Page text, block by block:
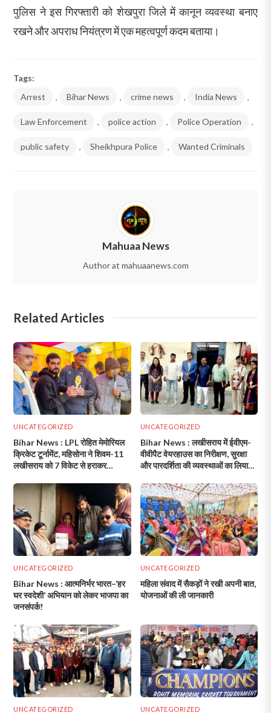
पुलिस ने इस गिरफ्तारी को शेखपुरा जिले में कानून व्यवस्था बनाए
रखने और अपराध नियंत्रण में एक महत्वपूर्ण कदम बताया।
Tags:
Arrest
, Bihar News , crime news , India News ,
Law Enforcement , police action , Police Operation ,
public safety , Sheikhpura Police , Wanted Criminals
Mahuaa News
Author at mahuaanews.com
Related Articles
UNCATEGORIZED
Bihar News : LPL रोहित मेमोरियल
क्रिकेट टूर्नामेंट, महिसोना ने शिवम-11
लखीसराय को 7 विकेट से हराकर
UNCATEGORIZED
Bihar News : लखीसराय में ईवीएम-
वीवीपैट वेयरहाउस का निरीक्षण, सुरक्षा
और पारदर्शिता की व्यवस्थाओं का लिया
UNCATEGORIZED
Bihar News : आत्मनिर्भर भारत–‘हर
घर स्वदेशी’ अभियान को लेकर भाजपा का
जनसंपर्क!
UNCATEGORIZED
महिला संवाद में सैकड़ों ने रखी अपनी बात,
योजनाओं की ली जानकारी
UNCATEGORIZED UNCATEGORIZED